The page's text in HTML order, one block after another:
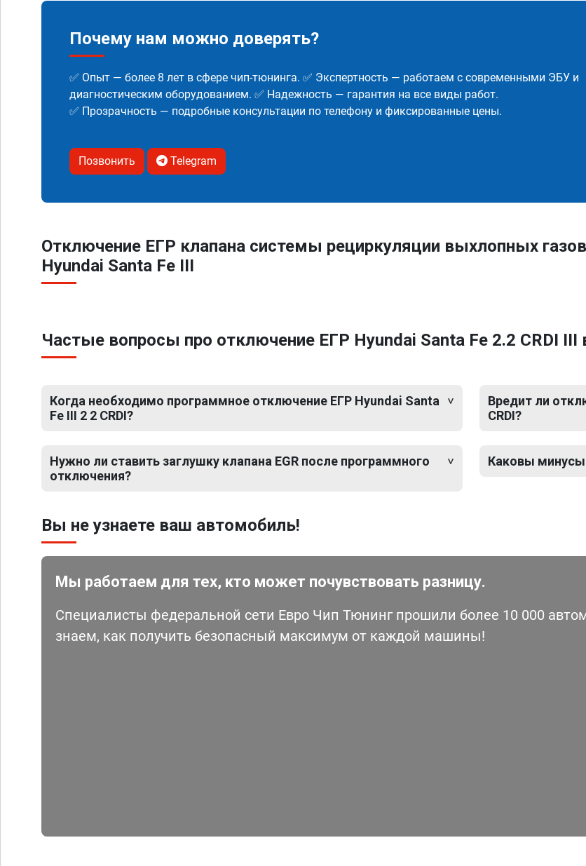
Почему нам можно доверять?
✅ Опыт — более 8 лет в сфере чип-тюнинга. ✅ Экспертность — работаем с современными ЭБУ и
диагностическим оборудованием. ✅ Надежность — гарантия на все виды работ.
✅ Прозрачность — подробные консультации по телефону и фиксированные цены.
Позвонить Telegram
Отключение ЕГР клапана системы рециркуляции выхлопных
Hyundai Santa Fe III
Частые вопросы про отключение ЕГР Hyundai Santa Fe 2.2 CRDI
Когда необходимо программное отключение ЕГР Hyundai Santa
Fe III 2 2 CRDI?
Нужно ли ставить заглушку клапана EGR после программного
отключения?
Вредит ли
CRDI?
Каковы минусы
Вы не узнаете ваш автомобиль!
Мы работаем для тех, кто может почувствовать разницу.
Специалисты федеральной сети Евро Чип Тюнинг прошили более 10 000
знаем, как получить безопасный максимум от каждой машины!